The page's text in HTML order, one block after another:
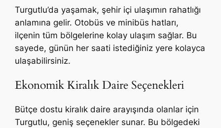
Turgutlu’da yaşamak, şehir içi ulaşımın rahatlığı
anlamına gelir. Otobüs ve minibüs hatları,
ilçenin tüm bölgelerine kolay ulaşım sağlar. Bu
sayede, günün her saati istediğiniz yere kolayca
ulaşabilirsiniz.
Ekonomik Kiralık Daire Seçenekleri
Bütçe dostu kiralık daire arayışında olanlar için
Turgutlu, geniş seçenekler sunar. Bu bölgedeki